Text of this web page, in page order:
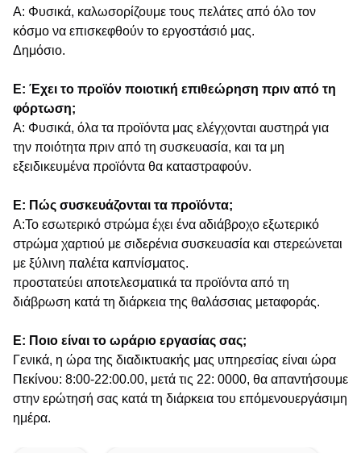
Α: Φυσικά, καλωσορίζουμε τους πελάτες από όλο τον
κόσμο να επισκεφθούν το εργοστάσιό μας.
Δημόσιο.
Ε: Έχει το προϊόν ποιοτική επιθεώρηση πριν από τη
φόρτωση;
Α: Φυσικά, όλα τα προϊόντα μας ελέγχονται αυστηρά για
την ποιότητα πριν από τη συσκευασία, και τα μη
εξειδικευμένα προϊόντα θα καταστραφούν.
Ε: Πώς συσκευάζονται τα προϊόντα;
Α:Το εσωτερικό στρώμα έχει ένα αδιάβροχο εξωτερικό
στρώμα χαρτιού με σιδερένια συσκευασία και στερεώνεται
με ξύλινη παλέτα καπνίσματος.
προστατεύει αποτελεσματικά τα προϊόντα από τη
διάβρωση κατά τη διάρκεια της θαλάσσιας μεταφοράς.
Ε: Ποιο είναι το ωράριο εργασίας σας;
Γενικά, η ώρα της διαδικτυακής μας υπηρεσίας είναι ώρα
Πεκίνου: 8:00-22:00.00, μετά τις 22: 0000, θα απαντήσουμε
στην ερώτησή σας κατά τη διάρκεια του επόμενουεργάσιμη
ημέρα.